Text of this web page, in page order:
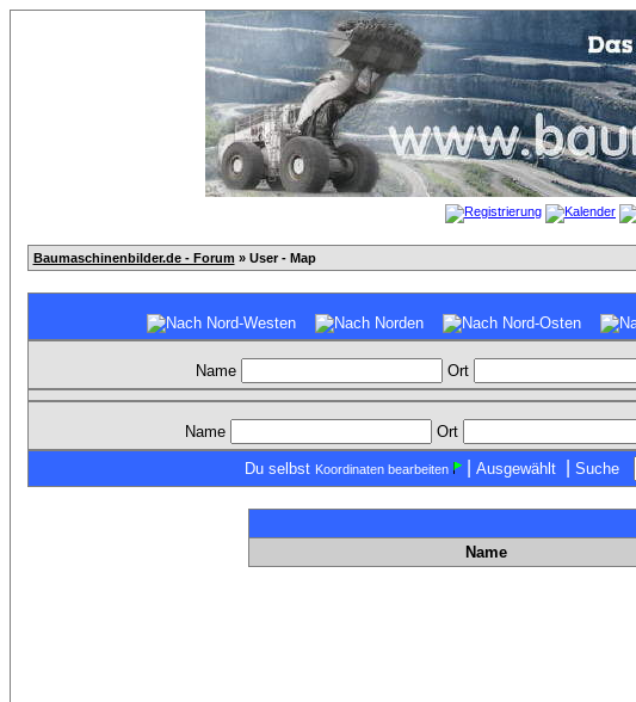
Baumaschinenbilder.de - Forum » User - Map
Name Ort
Name Ort
Du selbst Koordinaten bearbeiten Ausgewählt Suche
Name